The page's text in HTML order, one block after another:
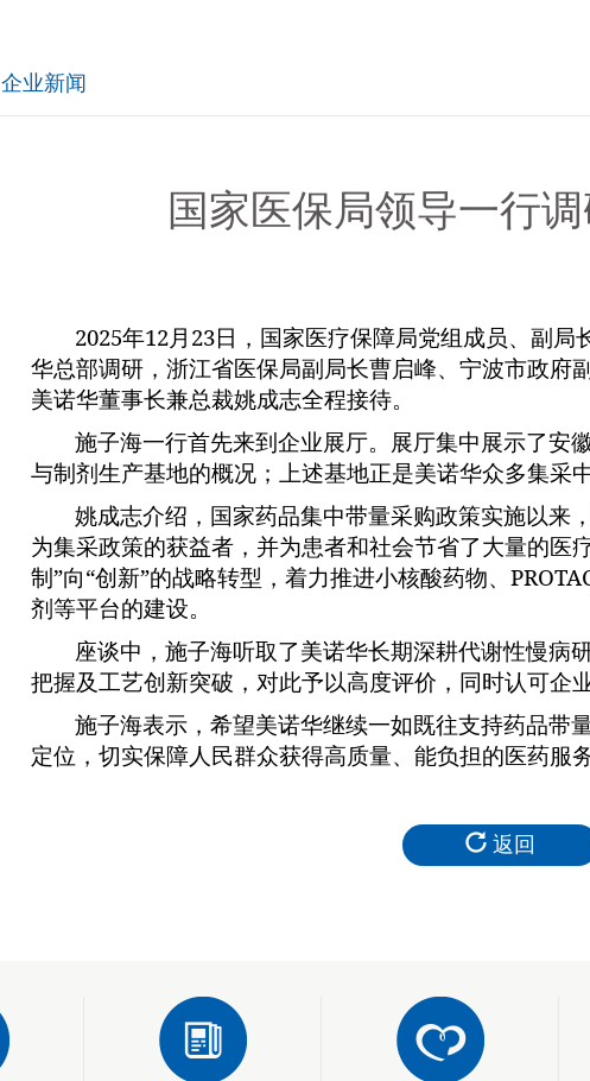
企业新闻
国家医保局领导一行
2025年12月 23日，国家医疗保障局党组成员、副
华总部调研，浙江省医保局副局长曹启峰、宁波市政府
美诺华董事长兼总裁姚成志全程接待。
施子海一行首先来到企业展厅。展厅集中展示了安
与制剂生产基地的概况；上述基地正是美诺华众多集采
姚成志介绍，国家药品集中带量采购政策实施以来
为集采政策的获益者，并为患者和社会节省了大量的医
制”向“创新”的战略转型，着力推进小核酸药物、
剂等平台的建设。
座谈中，施子海听取了美诺华长期深耕代谢性慢病
把握及工艺创新突破，对此予以高度评价，同时认可企
施子海表示，希望美诺华继续一如既往支持药品带
定位，切实保障人民群众获得高质量、能负担的医药服务
返回